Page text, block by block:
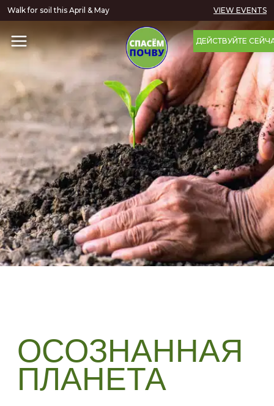
Walk for soil this April & May VIEW EVENTS
ДЕЙСТВУЙТЕ
ОСОЗНАННАЯ
ПЛАНЕТА